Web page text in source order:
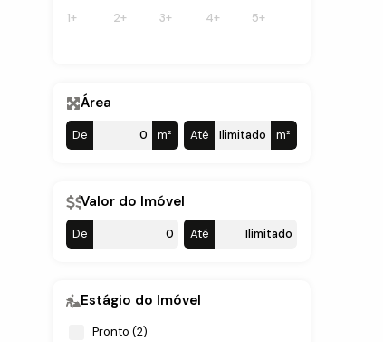
1+ 2+ 3+ 4+ 5+
Área
De m² Até m²
Valor do Imóvel
De Até
Estágio do Imóvel
Pronto (2)